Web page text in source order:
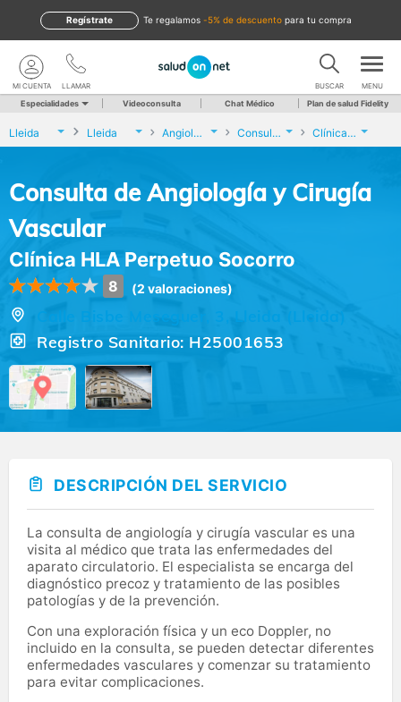
te regalamos -5% de descuento para tu compra
Regístrate
LLAMAR
MI CUENTA BUSCAR MENU
Especialidades Videoconsulta Chat Médico Plan de salud Fidelity
Lleida Lleida Angiología y Cirugía Vascular Consulta de Angiología y Cirugía Vascular Clínica HLA Perpetuo Socorro
Consulta de Angiología y Cirugía
Vascular
Clínica HLA Perpetuo Socorro
8 (2 valoraciones)
Registro Sanitario: H25001653
DESCRIPCIÓN DEL SERVICIO
La consulta de angiología y cirugía vascular es una
visita al médico que trata las enfermedades del
aparato circulatorio. El especialista se encarga del
diagnóstico precoz y tratamiento de las posibles
patologías y de la prevención.
Con una exploración física y un eco Doppler, no
incluido en la consulta, se pueden detectar diferentes
enfermedades vasculares y comenzar su tratamiento
para evitar complicaciones.